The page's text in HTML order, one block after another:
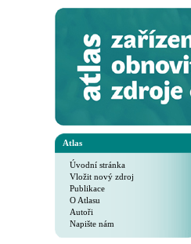
Atlas
Úvodní stránka
Vložit nový zdroj
Publikace
O Atlasu
Autoři
Napište nám